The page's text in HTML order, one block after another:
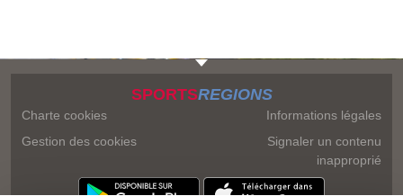
SPORTSREGIONS
Charte cookies
Gestion des cookies
Informations légales
Signaler un contenu
inapproprié